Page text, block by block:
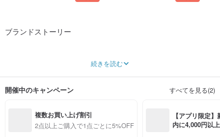
ブランドストーリー
札幌の老舗ブライダルサロンが運営する「きものアート」のオンラインストア
すが創業当時はドレスではなく着物が主流でした。
描かれているので縁起物とされています。
また、吉祥文様のような古典柄は何年たっても変わらず日本人の心に息づいて
続きを読む
開催中のキャンペーン すべてを見る(2)
複数お買い上げ割引
2点以上ご購入で1点ごとに5%OFF
【アプリ限定
内に4,000円以